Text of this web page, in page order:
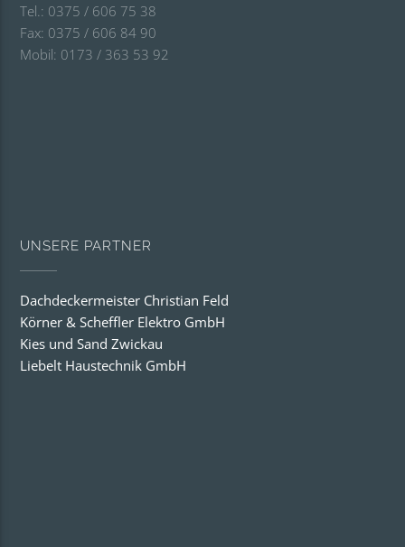
Tel.: 0375 / 606 75 38
Fax: 0375 / 606 84 90
Mobil: 0173 / 363 53 92
UNSERE PARTNER
Dachdeckermeister Christian Feld
Körner & Scheffler Elektro GmbH
Kies und Sand Zwickau
Liebelt Haustechnik GmbH